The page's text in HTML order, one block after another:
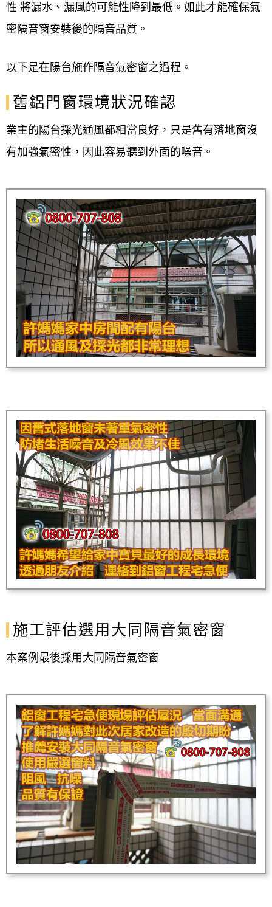
性 將漏水、漏風的可能性降到最低。如此才能確保氣
密隔音窗安裝後的隔音品質。
以下是在陽台施作隔音氣密窗之過程。
舊鋁門窗環境狀況確認
業主的陽台採光通風都相當良好，只是舊有落地窗沒
有加強氣密性，因此容易聽到外面的噪音。
施工評估選用大同隔音氣密窗
本案例最後採用大同隔音氣密窗